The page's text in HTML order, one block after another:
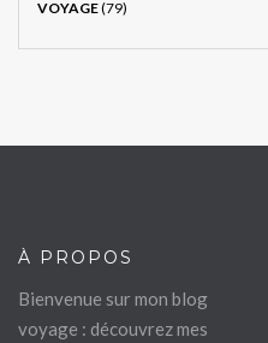
VOYAGE(79)
À PROPOS
Bienvenue sur mon blog
voyage : découvrez mes